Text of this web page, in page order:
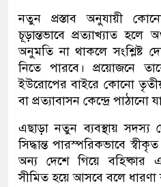
নতুন প্রস্তাব অনুযায়ী
চূড়ান্তভাবে প্রত্যাখ্যাত
অনুমতি না থাকলে সংশ্লিষ্ট
নিতে পারবে। প্রয়োজনে
ইউরোপের বাইরে কোনো তৃতীয়
বা প্রত্যাবাসন কেন্দ্রে পাঠানো
এছাড়া নতুন ব্যবস্থায় সদস্য
সিদ্ধান্ত পারস্পরিকভাবে
অন্য দেশে গিয়ে
সীমিত হয়ে আসবে বলে ধারণা